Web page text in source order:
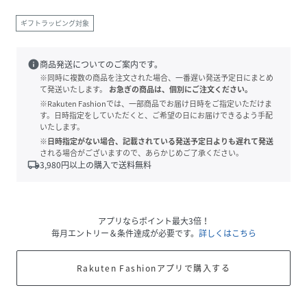
ギフトラッピング対象
info商品発送についてのご案内です。
※同時に複数の商品を注文された場合、一番遅い発送予定日にまとめ
て発送いたします。
お急ぎの商品は、個別にご注文ください。
※Rakuten Fashionでは、一部商品でお届け日時をご指定いただけま
す。日時指定をしていただくと、ご希望の日にお届けできるよう手配
いたします。
※日時指定がない場合、記載されている発送予定日よりも遅れて発送
される場合がございますので、あらかじめご了承ください。
local_shipping3,980円以上の購入で送料無料
アプリならポイント最大3倍！
毎月エントリー＆条件達成が必要です。 詳しくはこちら
Rakuten Fashionアプリで購入する